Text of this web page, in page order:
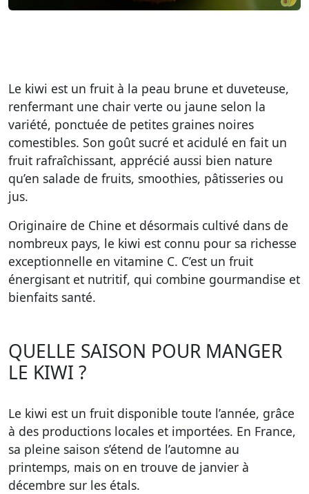
Le kiwi est un fruit à la peau brune et duveteuse,
renfermant une chair verte ou jaune selon la
variété, ponctuée de petites graines noires
comestibles. Son goût sucré et acidulé en fait un
fruit rafraîchissant, apprécié aussi bien nature
qu’en salade de fruits, smoothies, pâtisseries ou
jus.
Originaire de Chine et désormais cultivé dans de
nombreux pays, le kiwi est connu pour sa richesse
exceptionnelle en vitamine C. C’est un fruit
énergisant et nutritif, qui combine gourmandise et
bienfaits santé.
QUELLE SAISON POUR MANGER
LE KIWI ?
Le kiwi est un fruit disponible toute l’année, grâce
à des productions locales et importées. En France,
sa pleine saison s’étend de l’automne au
printemps, mais on en trouve de janvier à
décembre sur les étals.